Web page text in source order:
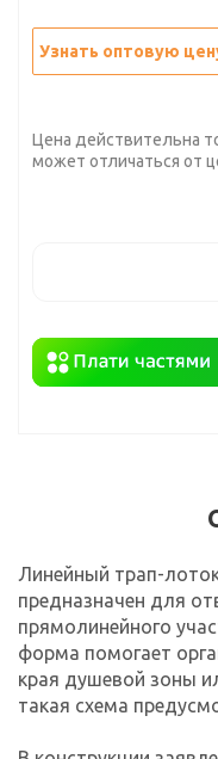
Узнать оптовую
Цена действительна
может отличаться от
Линейный трап-
предназначен для
прямолинейного
форма помогает
края душевой зоны
такая схема